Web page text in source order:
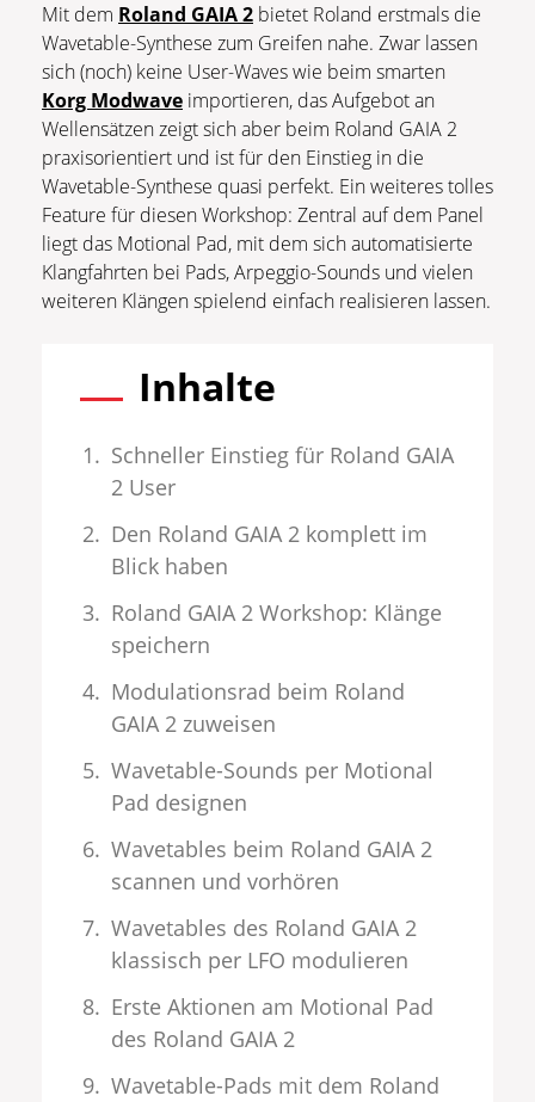
Mit dem Roland GAIA 2 bietet Roland erstmals die
Wavetable-Synthese zum Greifen nahe. Zwar lassen
sich (noch) keine User-Waves wie beim smarten
Korg Modwave importieren, das Aufgebot an
Wellensätzen zeigt sich aber beim Roland GAIA 2
praxisorientiert und ist für den Einstieg in die
Wavetable-Synthese quasi perfekt. Ein weiteres tolles
Feature für diesen Workshop: Zentral auf dem Panel
liegt das Motional Pad, mit dem sich automatisierte
Klangfahrten bei Pads, Arpeggio-Sounds und vielen
weiteren Klängen spielend einfach realisieren lassen.
Inhalte
Schneller Einstieg für Roland GAIA
2 User
Den Roland GAIA 2 komplett im
Blick haben
Roland GAIA 2 Workshop: Klänge
speichern
Modulationsrad beim Roland
GAIA 2 zuweisen
Wavetable-Sounds per Motional
Pad designen
Wavetables beim Roland GAIA 2
scannen und vorhören
Wavetables des Roland GAIA 2
klassisch per LFO modulieren
Erste Aktionen am Motional Pad
des Roland GAIA 2
Wavetable-Pads mit dem Roland